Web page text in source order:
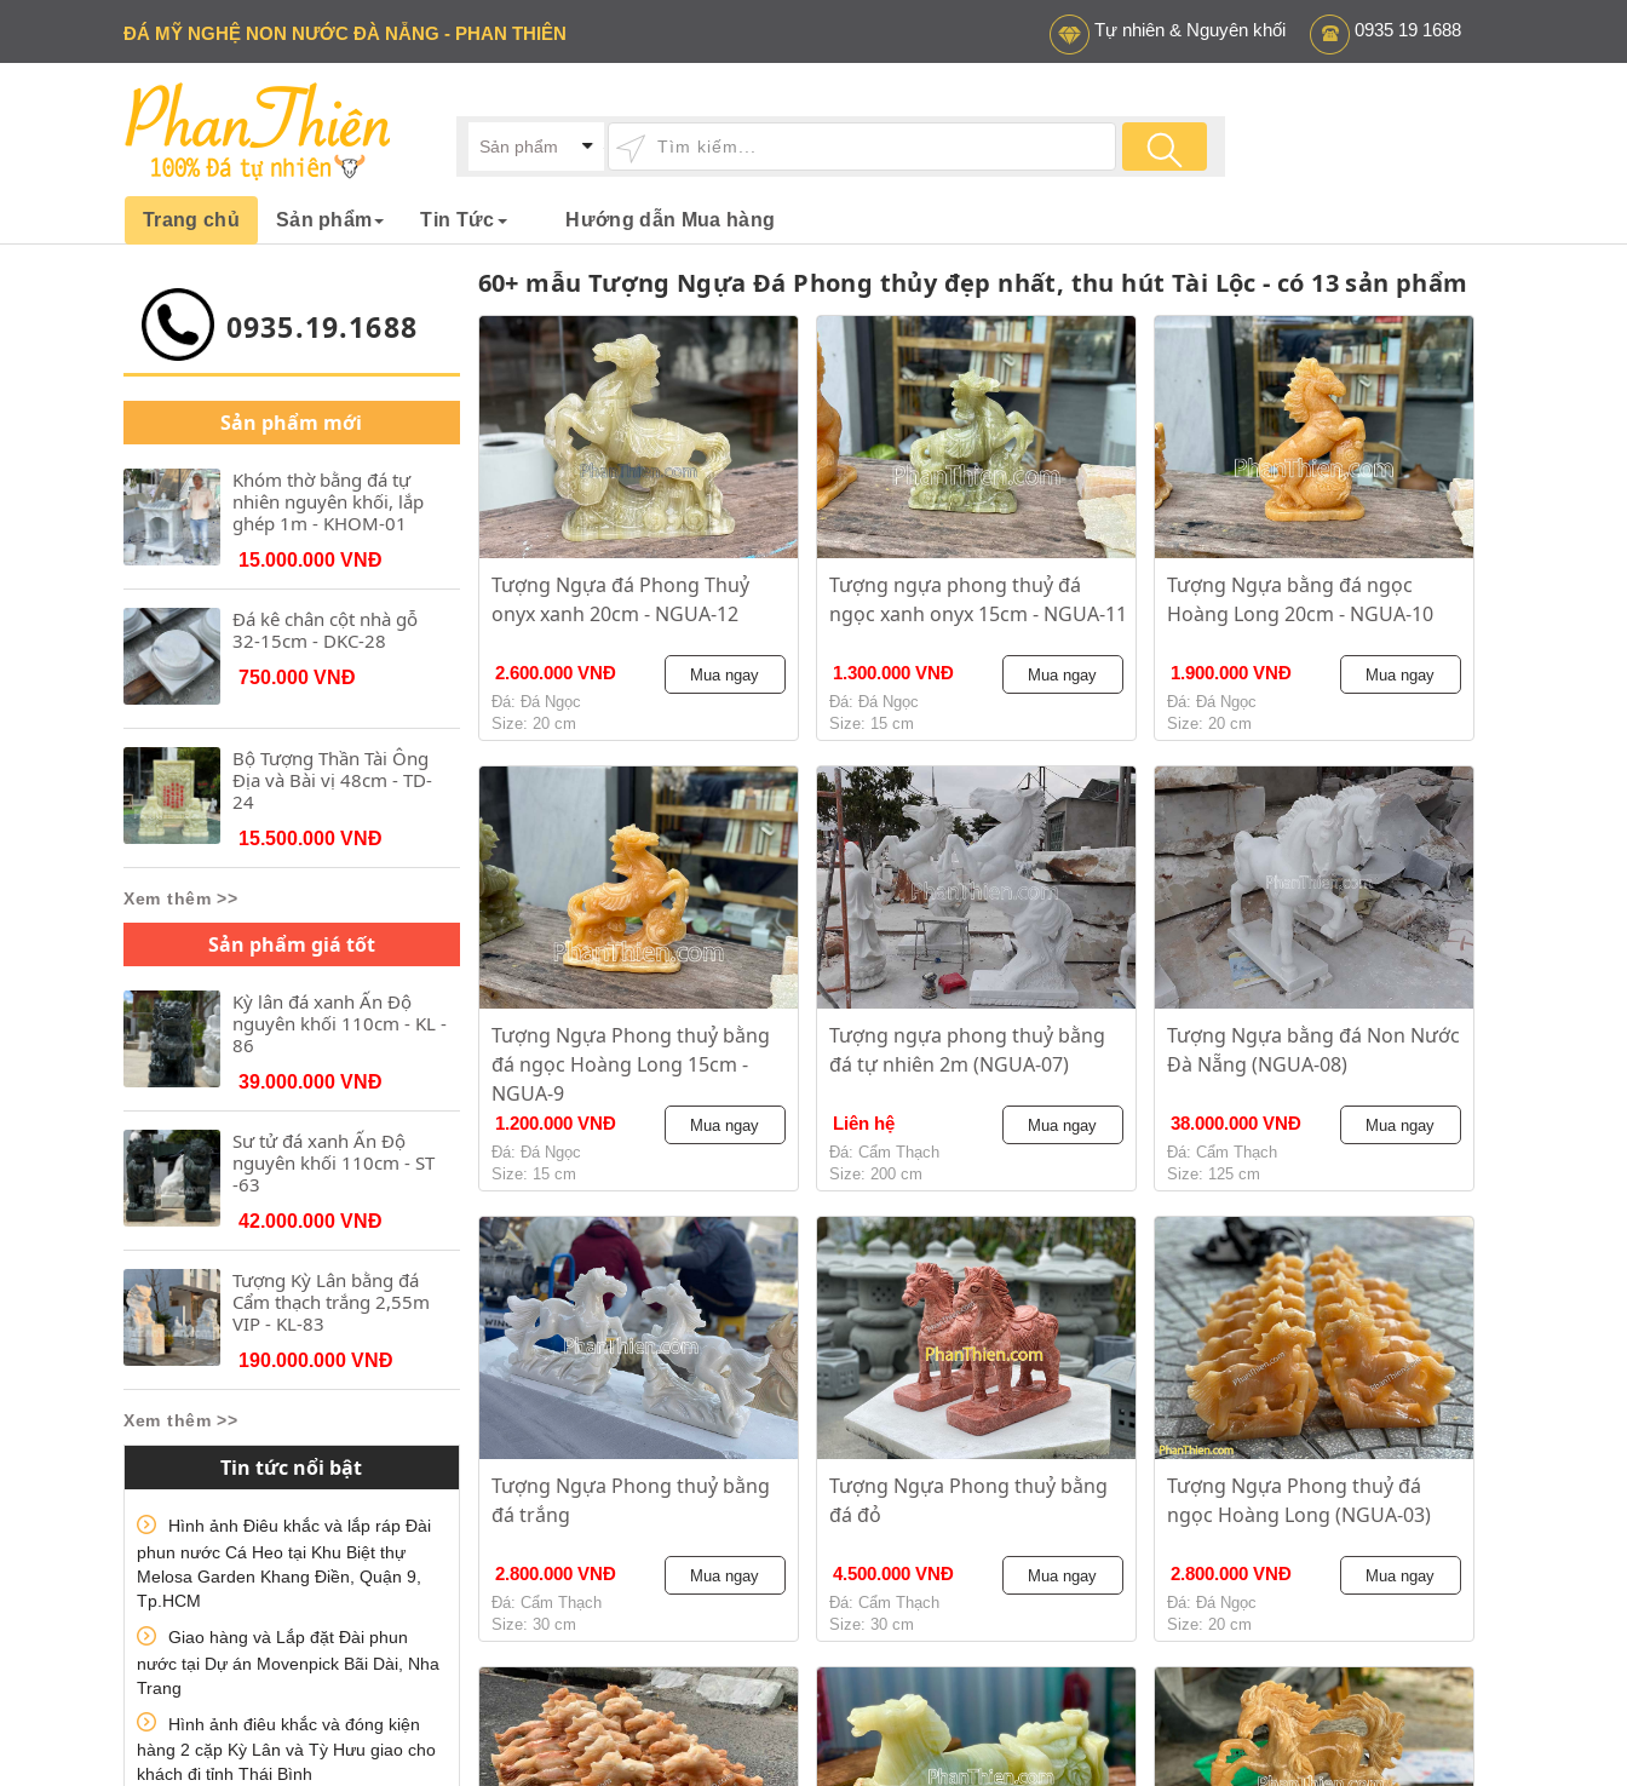
ĐÁ MỸ NGHỆ NON NƯỚC ĐÀ NẴNG - PHAN THIÊN 0935 19 1688
Tự nhiên & Nguyên khối
Trang chủ Sản phẩm Tin Tức Hướng dẫn Mua hàng
0935.19.1688
Sản phẩm mới
Khóm thờ bằng đá tự
nhiên nguyên khối, lắp
ghép 1m - KHOM-01
15.000.000 VNĐ
Đá kê chân cột nhà gỗ
32-15cm - DKC-28
750.000 VNĐ
Bộ Tượng Thần Tài Ông
Địa và Bài vị 48cm - TD-
24
15.500.000 VNĐ
Xem thêm >>
Sản phẩm giá tốt
Kỳ lân đá xanh Ấn Độ
nguyên khối 110cm - KL -
86
39.000.000 VNĐ
Sư tử đá xanh Ấn Độ
nguyên khối 110cm - ST
-63
42.000.000 VNĐ
Tượng Kỳ Lân bằng đá
Cẩm thạch trắng 2,55m
VIP - KL-83
190.000.000 VNĐ
Xem thêm >>
Tin tức nổi bật
Hình ảnh Điêu khắc và lắp ráp Đài
phun nước Cá Heo tại Khu Biệt thự
Melosa Garden Khang Điền, Quận 9,
Tp.HCM
Giao hàng và Lắp đặt Đài phun
nước tại Dự án Movenpick Bãi Dài, Nha
Trang
Hình ảnh điêu khắc và đóng kiện
hàng 2 cặp Kỳ Lân và Tỳ Hưu giao cho
khách đi tỉnh Thái Bình
60+ mẫu Tượng Ngựa Đá Phong thủy đẹp nhất, thu hút Tài Lộc - có 13 sản phẩm
Tượng Ngựa đá Phong Thuỷ
onyx xanh 20cm - NGUA-12
2.600.000 VNĐ
Đá: Đá Ngọc
Size: 20 cm
Mua ngay
Tượng ngựa phong thuỷ đá
ngọc xanh onyx 15cm - NGUA-11
1.300.000 VNĐ
Đá: Đá Ngọc
Size: 15 cm
Mua ngay
Tượng Ngựa bằng đá ngọc
Hoàng Long 20cm - NGUA-10
1.900.000 VNĐ
Đá: Đá Ngọc
Size: 20 cm
Mua ngay
Tượng Ngựa Phong thuỷ bằng
đá ngọc Hoàng Long 15cm -
NGUA-9
1.200.000 VNĐ
Đá: Đá Ngọc
Size: 15 cm
Mua ngay
Tượng ngựa phong thuỷ bằng
đá tự nhiên 2m (NGUA-07)
Liên hệ
Đá: Cẩm Thạch
Size: 200 cm
Mua ngay
Tượng Ngựa bằng đá Non Nước
Đà Nẵng (NGUA-08)
38.000.000 VNĐ
Đá: Cẩm Thạch
Size: 125 cm
Mua ngay
Tượng Ngựa Phong thuỷ bằng
đá trắng
2.800.000 VNĐ
Đá: Cẩm Thạch
Size: 30 cm
Mua ngay
Tượng Ngựa Phong thuỷ bằng
đá đỏ
4.500.000 VNĐ
Đá: Cẩm Thạch
Size: 30 cm
Mua ngay
Tượng Ngựa Phong thuỷ đá
ngọc Hoàng Long (NGUA-03)
2.800.000 VNĐ
Đá: Đá Ngọc
Size: 20 cm
Mua ngay